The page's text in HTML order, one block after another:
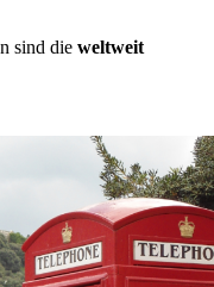
sind die weltweit